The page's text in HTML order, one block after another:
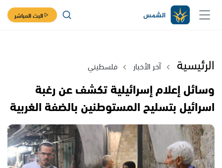
البث المباشر
الرئيسية آخر الأخبار فلسطيني
وسائل إعلام إسرائيلية تكشف عن رغبة
اسرائيل بتسليح المستوطنين بالضفة الغربية